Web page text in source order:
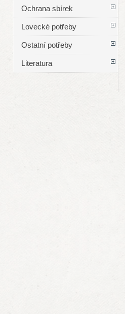
Ochrana sbírek
Lovecké potřeby
Ostatní potřeby
Literatura